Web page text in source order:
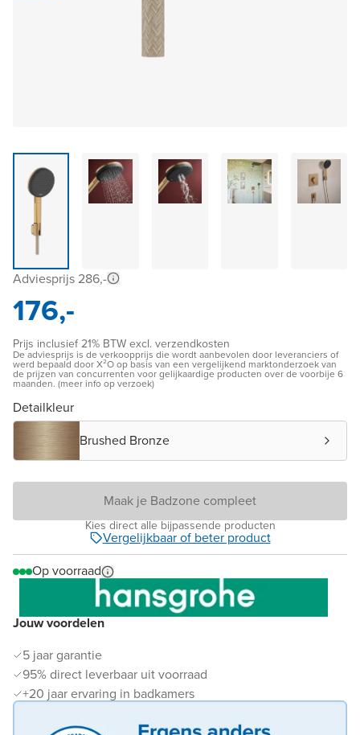
Jouw voordelen
5 jaar garantie
95% direct leverbaar uit voorraad
+20 jaar ervaring in badkamers
Adviesprijs 286,-
176,-
Prijs inclusief 21% BTW excl. verzendkosten
De adviesprijs is de verkoopprijs die wordt aanbevolen door leveranciers of
werd bepaald door X²O op basis van een vergelijkend marktonderzoek van
de prijzen van concurrenten voor gelijkaardige producten over de voorbije 6
maanden. (meer info op verzoek)
Detailkleur
Brushed Bronze
Maak je Badzone compleet
Kies direct alle bijpassende producten
Vergelijkbaar of beter product
Op voorraad